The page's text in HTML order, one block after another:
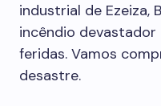
industrial de Ezeiza,
incêndio devastador
feridas. Vamos
desastre.